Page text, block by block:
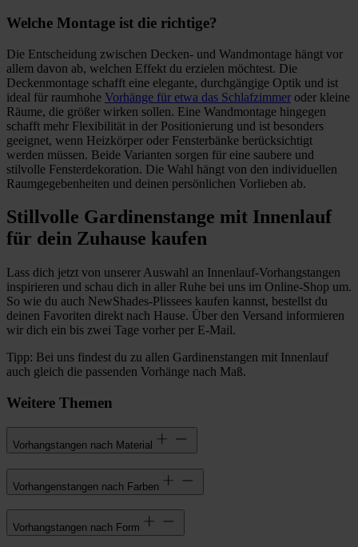
Welche Montage ist die richtige?
Die Entscheidung zwischen Decken- und Wandmontage hängt vor
allem davon ab, welchen Effekt du erzielen möchtest. Die
Deckenmontage schafft eine elegante, durchgängige Optik und ist
ideal für raumhohe Vorhänge für etwa das Schlafzimmer oder kleine
Räume, die größer wirken sollen. Eine Wandmontage hingegen
schafft mehr Flexibilität in der Positionierung und ist besonders
geeignet, wenn Heizkörper oder Fensterbänke berücksichtigt
werden müssen. Beide Varianten sorgen für eine saubere und
stilvolle Fensterdekoration. Die Wahl hängt von den individuellen
Raumgegebenheiten und deinen persönlichen Vorlieben ab.
Stillvolle Gardinenstange mit Innenlauf
für dein Zuhause kaufen
Lass dich jetzt von unserer Auswahl an Innenlauf-Vorhangstangen
inspirieren und schau dich in aller Ruhe bei uns im Online-Shop um.
So wie du auch NewShades-Plissees kaufen kannst, bestellst du
deinen Favoriten direkt nach Hause. Über den Versand informieren
wir dich ein bis zwei Tage vorher per E-Mail.
Tipp: Bei uns findest du zu allen Gardinenstangen mit Innenlauf
auch gleich die passenden Vorhänge nach Maß.
Weitere Themen
Vorhangstangen nach Material
Vorhangenstangen nach Farben
Vorhangstangen nach Form